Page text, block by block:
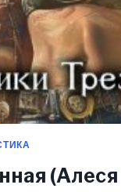
(Алеся